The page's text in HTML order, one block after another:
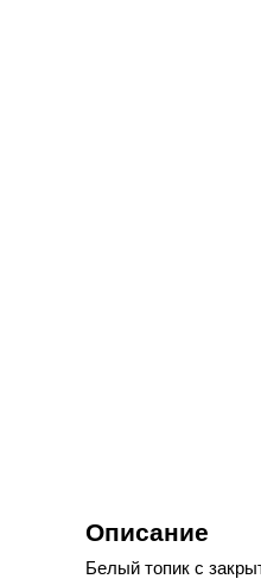
Описание
Белый топик с